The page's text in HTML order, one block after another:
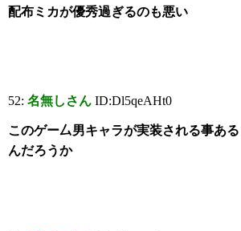
配布ミカが優秀過ぎるのも悪い
52:名無しさん ID:Dl5qeAHt0
このゲー厶男キャラが実装される事ある
んだろうか